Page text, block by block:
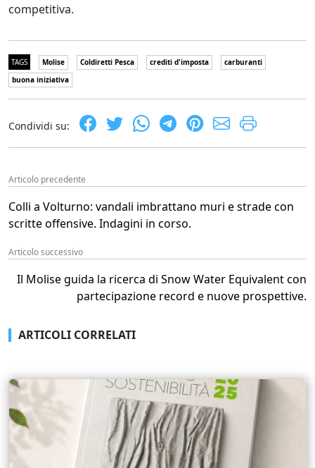
competitiva.
TAGS Molise Coldiretti Pesca crediti d'imposta
carburanti
buona iniziativa
Condividi su:
Articolo precedente
Colli a Volturno: vandali imbrattano muri e strade con
scritte offensive. Indagini in corso.
Articolo successivo
Il Molise guida la ricerca di Snow Water Equivalent con
partecipazione record e nuove prospettive.
ARTICOLI CORRELATI